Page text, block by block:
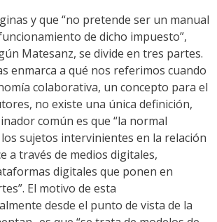
yque “no pretende ser un manual
de dicho impuesto”,
Matesanz, se divide en tres partes.
enmarca a qué nos referimos cuando
colaborativa, un concepto para el
no existe una única definición,
común es que “la normal
sujetos intervinientes en la relación
a través de medios digitales,
digitales que ponen en
”. El motivo de esta
desde el punto de vista de la